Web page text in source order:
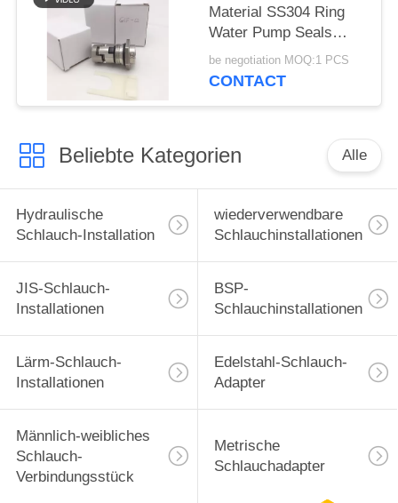
Material SS304 Ring
Water Pump Seals
12mm
be negotiation MOQ:1 PCS
CONTACT
Beliebte Kategorien Alle
Hydraulische
Schlauch-Installation
wiederverwendbare
Schlauchinstallationen
JIS-Schlauch-
Installationen
BSP-
Schlauchinstallationen
Lärm-Schlauch-
Installationen
Edelstahl-Schlauch-
Adapter
Männlich-weibliches
Schlauch-
Verbindungsstück
Metrische
Schlauchadapter